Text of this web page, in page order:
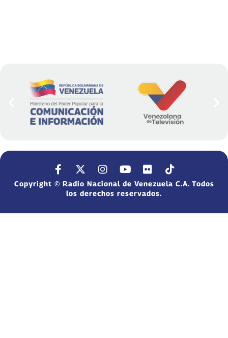
Copyright © Radio Nacional de Venezuela C.A. Todos
los derechos reservados.